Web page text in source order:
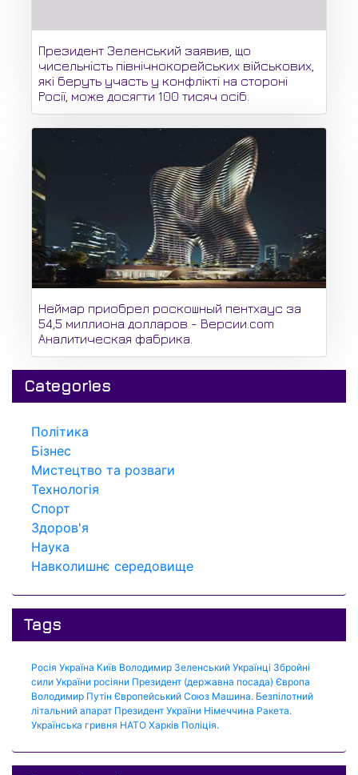
Президент Зеленський заявив, що
чисельність північнокорейських військових,
які беруть участь у конфлікті на стороні
Росії, може досягти 100 тисяч осіб.
Неймар приобрел роскошный пентхаус за
54,5 миллиона долларов - Версии.com
Аналитическая фабрика.
Categories
Політика
Бізнес
Мистецтво та розваги
Технологія
Спорт
Здоров'я
Наука
Навколишнє середовище
Tags
Росія Україна Київ Володимир Зеленський Українці Збройні
сили України росіяни Президент (державна посада) Європа
Володимир Путін Європейський Союз Машина. Безпілотний
літальний апарат Президент України Німеччина Ракета.
Українська гривня НАТО Харків Поліція.